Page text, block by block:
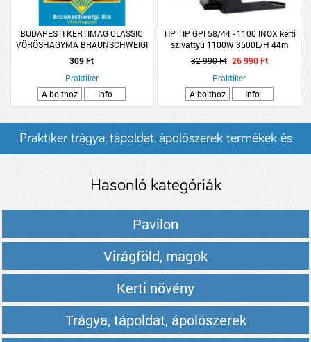
BUDAPESTI KERTIMAG CLASSIC
VÖRÖSHAGYMA BRAUNSCHWEIGI
LILA
309 Ft
Praktiker
A bolthoz
Info
TIP TIP GPI 58/44 - 1100 INOX kerti
szivattyú 1100W 3500L/H 44m
4,4bar
32 990 Ft 26 990 Ft
Praktiker
A bolthoz
Info
Praktiker trágya, tápoldat, ápolószerek termékek és
Hasonló kategóriák
Pavilon
Virágföld, magok
Kerti növény
Trágya, tápoldat, ápolószerek